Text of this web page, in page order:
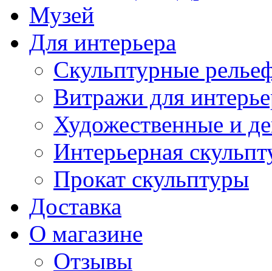
Музей
Для интерьера
Скульптурные
Витражи для
Художественные и
Интерьерная
Прокат скульптуры
Доставка
О магазине
Отзывы